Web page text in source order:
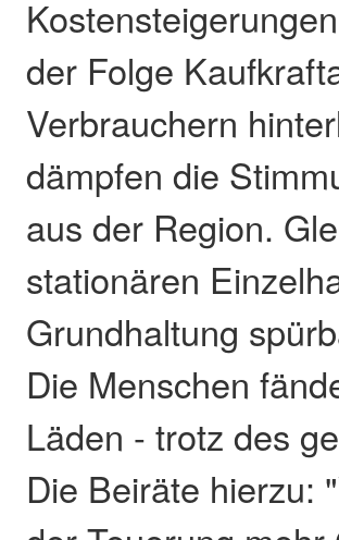
der Folge
Verbrauchern
dämpfen die
aus der Region.
stationären
Grundhaltung
Die Menschen
Läden - trotz des
Die Beiräte hierzu: